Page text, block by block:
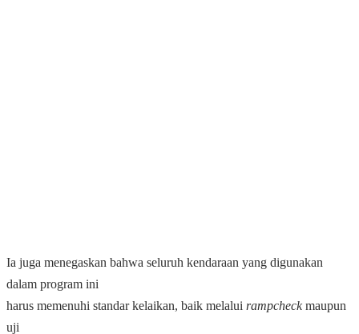
Ia juga menegaskan bahwa seluruh kendaraan yang digunakan
dalam program ini
harus memenuhi standar kelaikan, baik melalui rampcheckmaupun
uji